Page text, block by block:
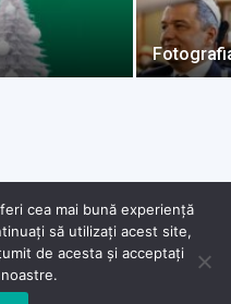
Dragoș Boța
cea mai bună experiență
să utilizați acest site,
de acesta și acceptați